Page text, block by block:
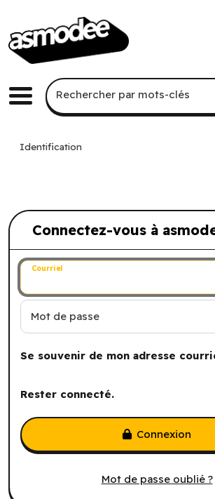
Menu
Recherche par mots-
Rechercher par mots-clés
Identification
Connectez-vous à
Connectez-vous à
Courriel
Mot de passe
Se souvenir de mon adresse
Rester connecté.
Mot de passe oublié ?
Connexion